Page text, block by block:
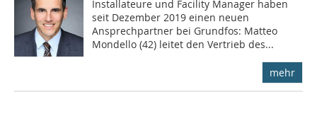
Installateure und Facility Manager haben
seit Dezember 2019 einen neuen
Ansprechpartner bei Grundfos: Matteo
Mondello (42) leitet den Vertrieb des...
mehr